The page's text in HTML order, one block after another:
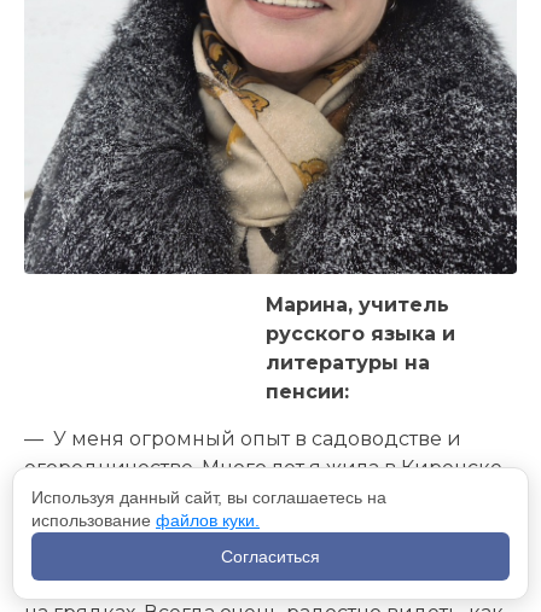
Марина, учитель
русского языка и
литературы на
пенсии:
— У меня огромный опыт в садоводстве и
огородничестве. Много лет я жила в Киренске,
и там были мои главные дачные дела. Обычно
в феврале я начинала сажать баклажаны,
перцы, а потом уже, примерно в марте-апреле,
томаты. А дальше уже что-то в теплице, что-то
Используя данный сайт, вы соглашаетесь на
использование файлов куки.
Согласиться